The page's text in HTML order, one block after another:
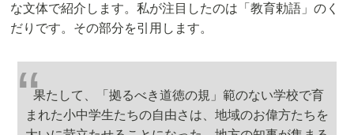
な文体で紹介します。私が注目したのは「教育勅語」のく
だりです。その部分を引用します。
果たして、「拠るべき道徳の規」範のない学校で育
まれた小中学生たちの自由さは、地域のお偉方たちを